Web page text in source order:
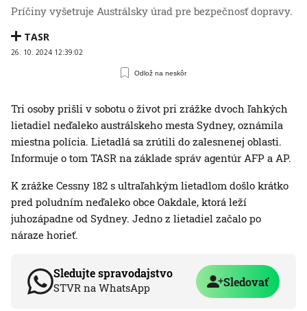
Príčiny vyšetruje Austrálsky úrad pre bezpečnosť dopravy.
TASR
26. 10. 2024 12:39:02
Odlož na neskôr
Tri osoby prišli v sobotu o život pri zrážke dvoch ľahkých
lietadiel neďaleko austrálskeho mesta Sydney, oznámila
miestna polícia. Lietadlá sa zrútili do zalesnenej oblasti.
Informuje o tom TASR na základe správ agentúr AFP a AP.
K zrážke Cessny 182 s ultraľahkým lietadlom došlo krátko
pred poludním neďaleko obce Oakdale, ktorá leží
juhozápadne od Sydney. Jedno z lietadiel začalo po
náraze horieť.
Sledujte spravodajstvo
STVR na WhatsApp Sledovať